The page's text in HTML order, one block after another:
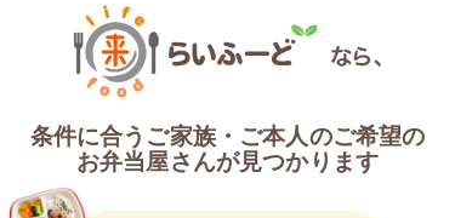
条件に合うご家族・ご本人のご希望の
お弁当屋さんが見つかります